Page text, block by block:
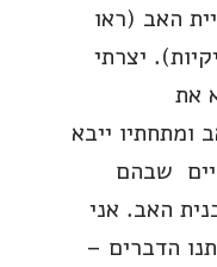
האב (ראו
יצרתי
את
ומתחתיו ייבא
שבהם
האב. אני
הדברים –